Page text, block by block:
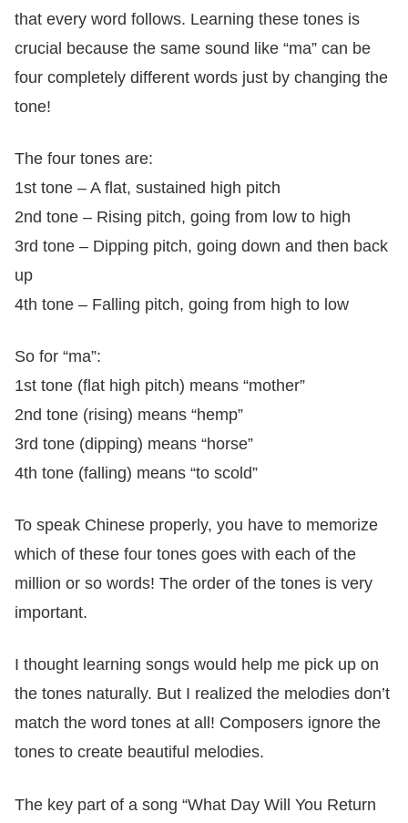
that every word follows. Learning these tones is
crucial because the same sound like “ma” can be
four completely different words just by changing the
tone!
The four tones are:
1st tone – A flat, sustained high pitch
2nd tone – Rising pitch, going from low to high
3rd tone – Dipping pitch, going down and then back
up
4th tone – Falling pitch, going from high to low
So for “ma”:
1st tone (flat high pitch) means “mother”
2nd tone (rising) means “hemp”
3rd tone (dipping) means “horse”
4th tone (falling) means “to scold”
To speak Chinese properly, you have to memorize
which of these four tones goes with each of the
million or so words! The order of the tones is very
important.
I thought learning songs would help me pick up on
the tones naturally. But I realized the melodies don’t
match the word tones at all! Composers ignore the
tones to create beautiful melodies.
The key part of a song “What Day Will You Return